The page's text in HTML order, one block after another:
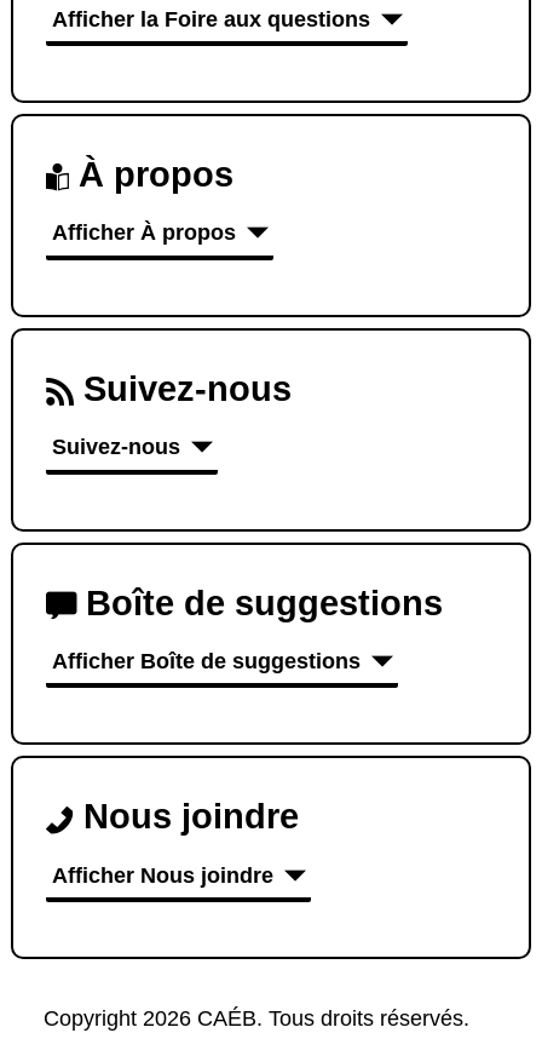
Afficher la Foire aux questions
À propos
Afficher À propos
Suivez-nous
Suivez-nous
Boîte de suggestions
Afficher Boîte de suggestions
Nous joindre
Afficher Nous joindre
Copyright 2026 CAÉB. Tous droits réservés.